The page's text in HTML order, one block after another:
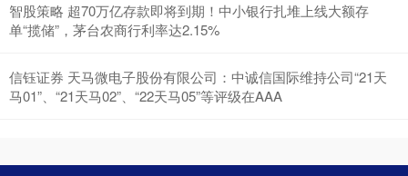
智股策略 超70万亿存款即将到期！中小银行扎堆上线大额存
单“揽储”，茅台农商行利率达2.15%
信钰证券 天马微电子股份有限公司：中诚信国际维持公司“21天
马01”、“21天马02”、“22天马05”等评级在AAA